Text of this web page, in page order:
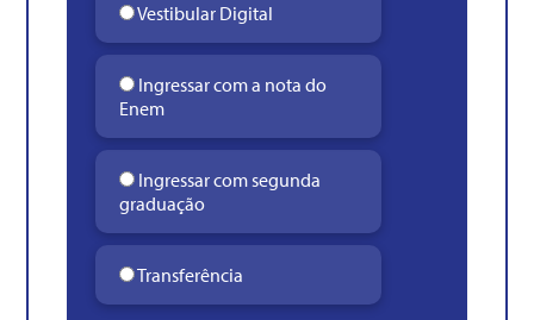
Vestibular Digital
Ingressar com a nota do
Enem
Ingressar com segunda
graduação
Transferência